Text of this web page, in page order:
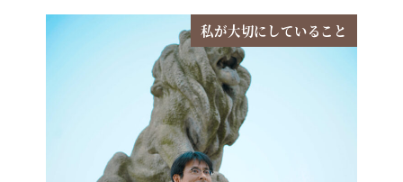
私が大切にしていること